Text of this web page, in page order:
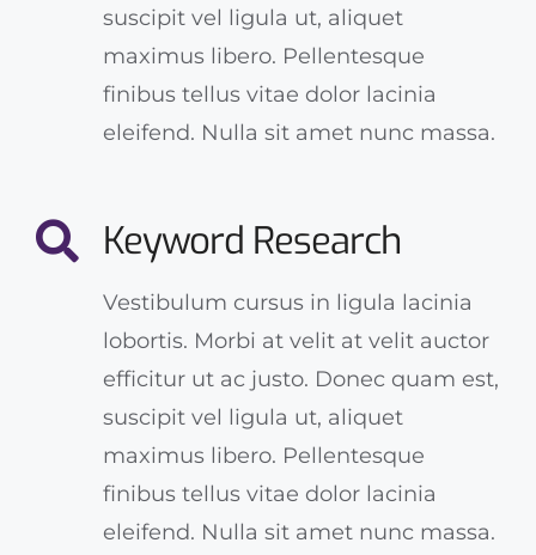
suscipit vel ligula ut, aliquet
maximus libero. Pellentesque
finibus tellus vitae dolor lacinia
eleifend. Nulla sit amet nunc massa.
Keyword Research
Vestibulum cursus in ligula lacinia
lobortis. Morbi at velit at velit auctor
efficitur ut ac justo. Donec quam est,
suscipit vel ligula ut, aliquet
maximus libero. Pellentesque
finibus tellus vitae dolor lacinia
eleifend. Nulla sit amet nunc massa.